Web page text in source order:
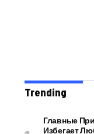
Trending
Главные
Избегает